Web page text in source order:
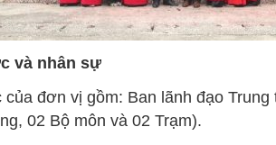
và nhân sự
đơn vị gồm: Ban lãnh đạo
02 Bộ môn và 02 Trạm).